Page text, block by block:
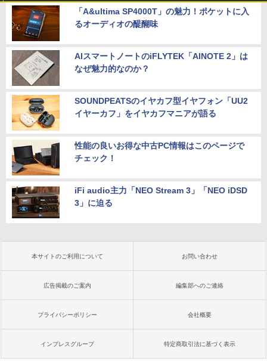
「A&ultima SP4000T」の魅力！ポケットに入
るオーディオの醍醐味
AIスマートノートのiFLYTEK「AINOTE 2」は
なぜ魅力的なのか？
SOUNDPEATSのイヤカフ型イヤフォン「UU2
イヤーカフ」をイヤカフマニアが語る
性能の良いお得な中古PC情報はこのページで
チェック！
iFi audio主力「NEO Stream 3」「NEO iDSD
3」に迫る
本サイトのご利用について お問い合わせ
広告掲載のご案内 編集部へのご連絡
プライバシーポリシー 会社概要
インプレスグループ 特定商取引法に基づく表示